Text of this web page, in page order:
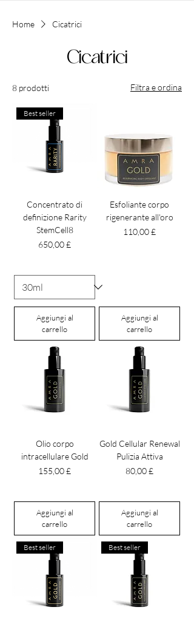
Home Cicatrici
Cicatrici
8 prodotti Filtra e ordina
Best seller
Concentrato di
definizione Rarity
StemCell8
Prezzo
650,00 £
Aggiungi al
carrello
Esfoliante corpo
rigenerante all'oro
Prezzo
110,00 £
Aggiungi al
carrello
Olio corpo
intracellulare Gold
Prezzo
155,00 £
Aggiungi al
carrello
Gold Cellular Renewal
Pulizia Attiva
Prezzo
80,00 £
Aggiungi al
carrello
Best seller Best seller